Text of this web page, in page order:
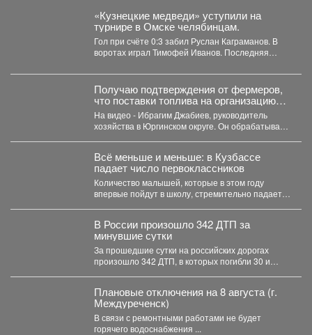
«Кузнецкие медведи» уступили на
турнире в Омске челябинцам.
Гол при счёте 0:3 забил Руслан Каграманов. В
воротах играл Тимофей Иванов. Последняя
Получаю подтверждения от фермеров,
что поставки топлива на организацию
уборочной кампании уже начались.
На видео - Ибрагим Джабиев, руководитель
хозяйства в Юргинском округе. Он обрабатывает
Всё меньше и меньше: в Кузбассе
падает число первоклассников
Количество малышей, которые в этом году
впервые пойдут в школу, стремительно падает в
В России произошло 342 ДТП за
минувшие сутки
За прошедшие сутки на российских дорогах
произошло 342 ДТП, в которых погибли 30 и
Плановые отключения на 8 августа (г.
Междуреченск)
В связи с ремонтными работами не будет
горячего водоснабжения ...